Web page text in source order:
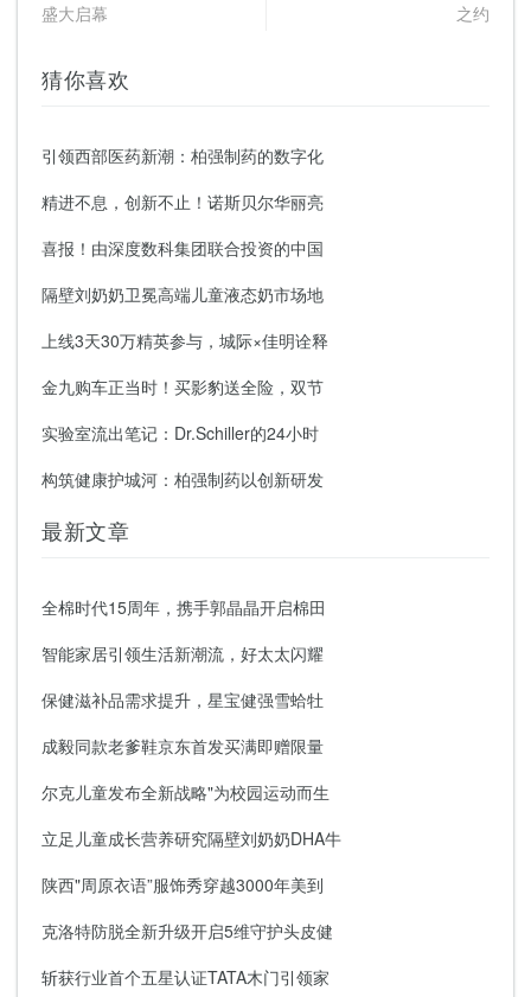
盛大启幕
之约
猜你喜欢
引领西部医药新潮：柏强制药的数字化
精进不息，创新不止！诺斯贝尔华丽亮
喜报！由深度数科集团联合投资的中国
隔壁刘奶奶卫冕高端儿童液态奶市场地
上线3天30万精英参与，城际×佳明诠释
金九购车正当时！买影豹送全险，双节
实验室流出笔记：Dr.Schiller的24小时
构筑健康护城河：柏强制药以创新研发
最新文章
全棉时代15周年，携手郭晶晶开启棉田
智能家居引领生活新潮流，好太太闪耀
保健滋补品需求提升，星宝健强雪蛤牡
成毅同款老爹鞋京东首发买满即赠限量
尔克儿童发布全新战略"为校园运动而生
立足儿童成长营养研究隔壁刘奶奶DHA牛
陕西"周原衣语”服饰秀穿越3000年美到
克洛特防脱全新升级开启5维守护头皮健
斩获行业首个五星认证TATA木门引领家